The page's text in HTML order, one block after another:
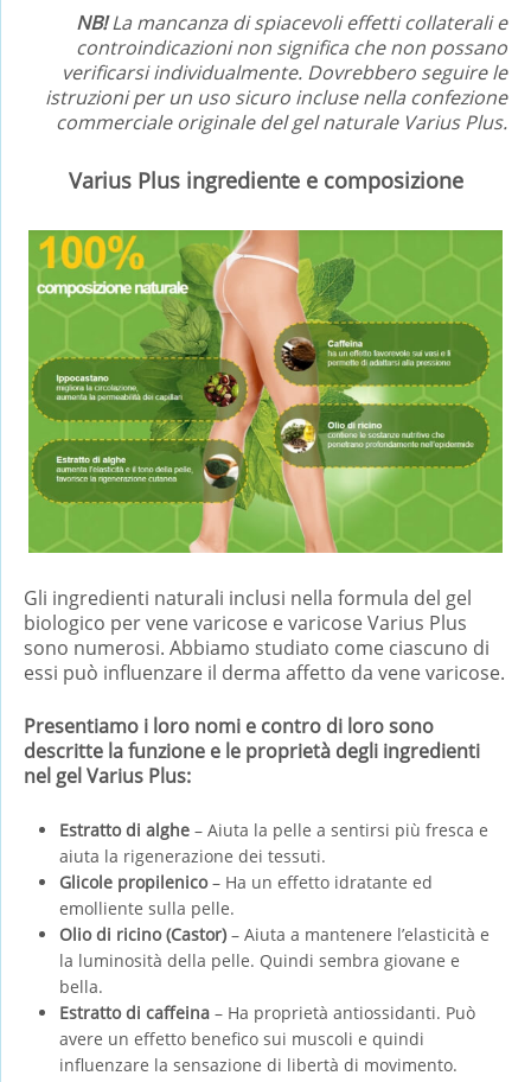
NB!La mancanza di spiacevoli effetti collaterali e
controindicazioni non significa che non possano
verificarsi individualmente. Dovrebbero seguire le
istruzioni per un uso sicuro incluse nella confezione
commerciale originale del gel naturale Varius Plus.
Varius Plus ingrediente e composizione
Gli ingredienti naturali inclusi nella formula del gel
biologico per vene varicose e varicose Varius Plus
sono numerosi. Abbiamo studiato come ciascuno di
essi può influenzare il derma affetto da vene varicose.
Presentiamo i loro nomi e contro di loro sono
descritte la funzione e le proprietà degli ingredienti
nel gel Varius Plus:
Estratto di alghe – Aiuta la pelle a sentirsi più fresca e
aiuta la rigenerazione dei tessuti.
Glicole propilenico– Ha un effetto idratante ed
emolliente sulla pelle.
Olio di ricino (Castor) – Aiuta a mantenere l’elasticità e
la luminosità della pelle. Quindi sembra giovane e
bella.
Estratto di caffeina – Ha proprietà antiossidanti. Può
avere un effetto benefico sui muscoli e quindi
influenzare la sensazione di libertà di movimento.